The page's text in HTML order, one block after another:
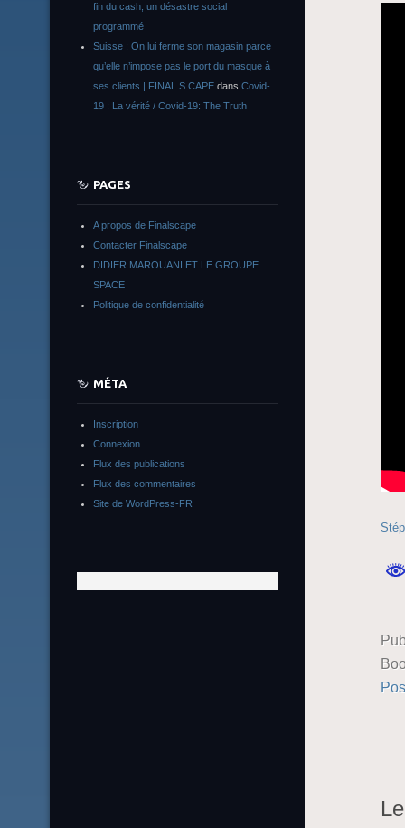
fin du cash, un désastre social
programmé
Suisse : On lui ferme son magasin parce
qu’elle n’impose pas le port du masque à
ses clients | FINAL S CAPE dans Covid-
19 : La vérité / Covid-19: The Truth
PAGES
A propos de Finalscape
Contacter Finalscape
DIDIER MAROUANI ET LE GROUPE
SPACE
Politique de confidentialité
MÉTA
Inscription
Connexion
Flux des publications
Flux des commentaires
Site de WordPress-FR